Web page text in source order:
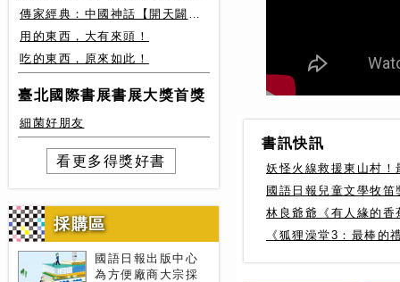
傳家經典：中國神話【開天闢地篇】盤古、女媧還有奇珍異獸
用的東西，大有來頭！
吃的東西，原來如此！
臺北國際書展書展大獎首獎
細菌好朋友
看更多得獎好書
採購區
國語日報出版中心
為方便廠商大宗採
書訊快訊
妖怪火線救援東山村
國語日報兒童文學牧
林良爺爺《有人緣的
《狐狸澡堂3：最棒的